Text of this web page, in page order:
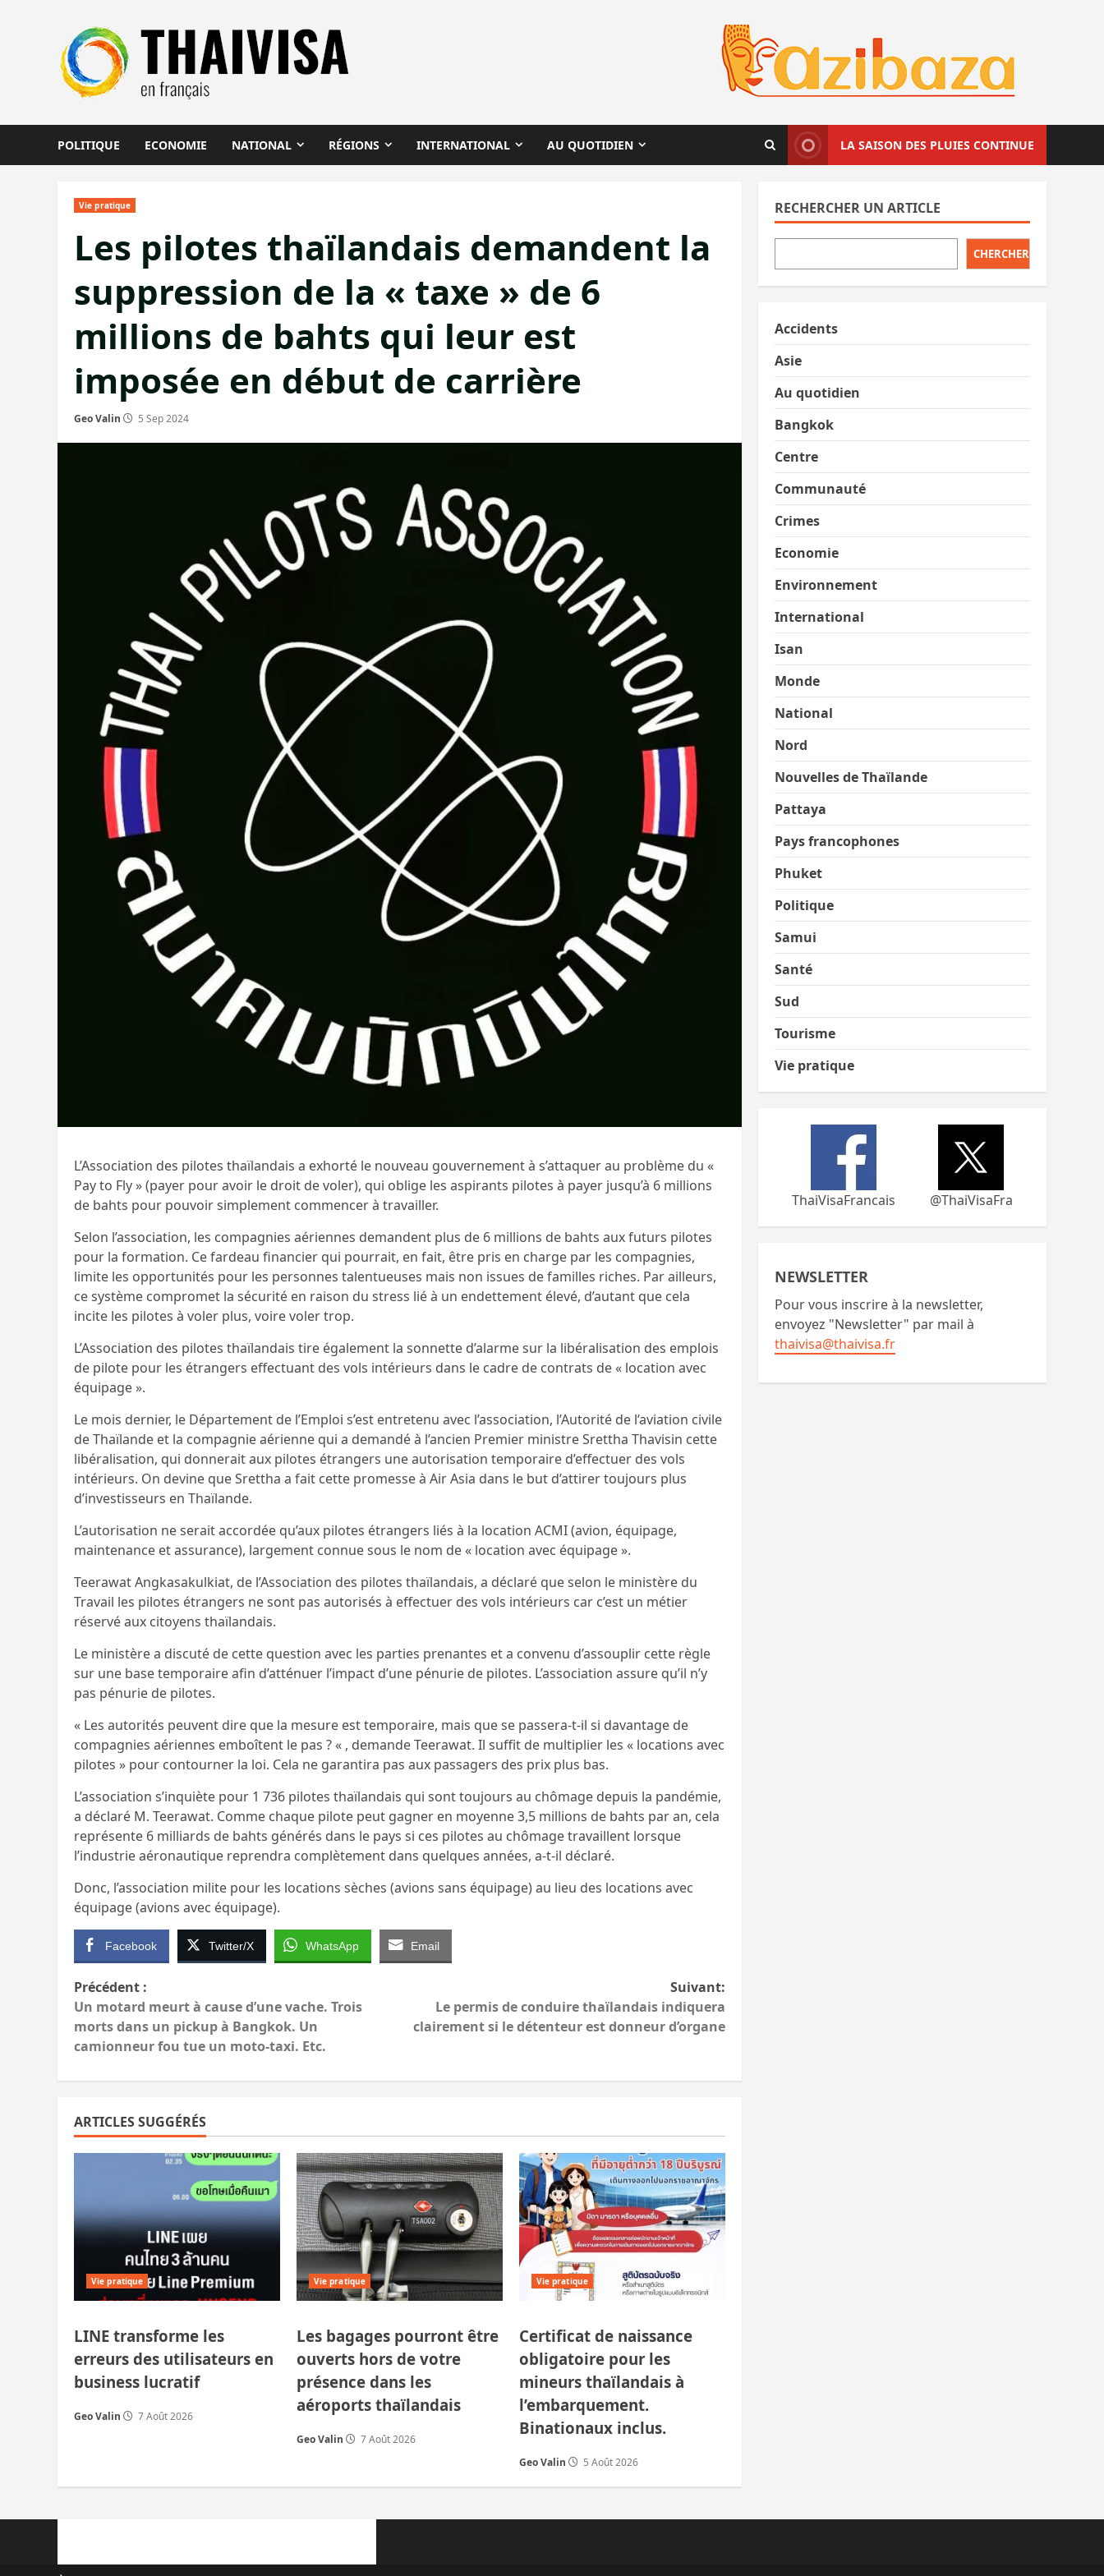
POLITIQUE ECONOMIE NATIONAL RÉGIONS INTERNATIONAL AU QUOTIDIEN LA SAISON DES PLUIES CONTINUE
Vie pratique
Les pilotes thaïlandais demandent la
suppression de la « taxe » de 6
millions de bahts qui leur est
imposée en début de carrière
Geo Valin 5 Sep 2024
L’Association des pilotes thaïlandais a exhorté le nouveau gouvernement à s’attaquer au problème du «
Pay to Fly » (payer pour avoir le droit de voler), qui oblige les aspirants pilotes à payer jusqu’à 6 millions
de bahts pour pouvoir simplement commencer à travailler.
Selon l’association, les compagnies aériennes demandent plus de 6 millions de bahts aux futurs pilotes
pour la formation. Ce fardeau financier qui pourrait, en fait, être pris en charge par les compagnies,
limite les opportunités pour les personnes talentueuses mais non issues de familles riches. Par ailleurs,
ce système compromet la sécurité en raison du stress lié à un endettement élevé, d’autant que cela
incite les pilotes à voler plus, voire voler trop.
L’Association des pilotes thaïlandais tire également la sonnette d’alarme sur la libéralisation des emplois
de pilote pour les étrangers effectuant des vols intérieurs dans le cadre de contrats de « location avec
équipage ».
Le mois dernier, le Département de l’Emploi s’est entretenu avec l’association, l’Autorité de l’aviation civile
de Thaïlande et la compagnie aérienne qui a demandé à l’ancien Premier ministre Srettha Thavisin cette
libéralisation, qui donnerait aux pilotes étrangers une autorisation temporaire d’effectuer des vols
intérieurs. On devine que Srettha a fait cette promesse à Air Asia dans le but d’attirer toujours plus
d’investisseurs en Thaïlande.
L’autorisation ne serait accordée qu’aux pilotes étrangers liés à la location ACMI (avion, équipage,
maintenance et assurance), largement connue sous le nom de « location avec équipage ».
Teerawat Angkasakulkiat, de l’Association des pilotes thaïlandais, a déclaré que selon le ministère du
Travail les pilotes étrangers ne sont pas autorisés à effectuer des vols intérieurs car c’est un métier
réservé aux citoyens thaïlandais.
Le ministère a discuté de cette question avec les parties prenantes et a convenu d’assouplir cette règle
sur une base temporaire afin d’atténuer l’impact d’une pénurie de pilotes. L’association assure qu’il n’y
pas pénurie de pilotes.
« Les autorités peuvent dire que la mesure est temporaire, mais que se passera-t-il si davantage de
compagnies aériennes emboîtent le pas ? « , demande Teerawat. Il suffit de multiplier les « locations avec
pilotes » pour contourner la loi. Cela ne garantira pas aux passagers des prix plus bas.
L’association s’inquiète pour 1 736 pilotes thaïlandais qui sont toujours au chômage depuis la pandémie,
a déclaré M. Teerawat. Comme chaque pilote peut gagner en moyenne 3,5 millions de bahts par an, cela
représente 6 milliards de bahts générés dans le pays si ces pilotes au chômage travaillent lorsque
l’industrie aéronautique reprendra complètement dans quelques années, a-t-il déclaré.
Donc, l’association milite pour les locations sèches (avions sans équipage) au lieu des locations avec
équipage (avions avec équipage).
Facebook Twitter/X WhatsApp Email
Navigation
d’article
Précédent :
Un motard meurt à cause d’une vache. Trois
morts dans un pickup à Bangkok. Un
camionneur fou tue un moto-taxi. Etc.
Suivant:
Le permis de conduire thaïlandais indiquera
clairement si le détenteur est donneur d’organe
ARTICLES SUGGÉRÉS
Vie pratique
LINE transforme les
erreurs des utilisateurs en
business lucratif
Geo Valin 7 Août 2026
Vie pratique
Les bagages pourront être
ouverts hors de votre
présence dans les
aéroports thaïlandais
Geo Valin 7 Août 2026
Vie pratique
Certificat de naissance
obligatoire pour les
mineurs thaïlandais à
l’embarquement.
Binationaux inclus.
Geo Valin 5 Août 2026
RECHERCHER UN ARTICLE
CHERCHER
Accidents
Asie
Au quotidien
Bangkok
Centre
Communauté
Crimes
Economie
Environnement
International
Isan
Monde
National
Nord
Nouvelles de Thaïlande
Pattaya
Pays francophones
Phuket
Politique
Samui
Santé
Sud
Tourisme
Vie pratique
ThaiVisaFrancais @ThaiVisaFra
NEWSLETTER
Pour vous inscrire à la newsletter,
envoyez "Newsletter" par mail à
thaivisa@thaivisa.fr